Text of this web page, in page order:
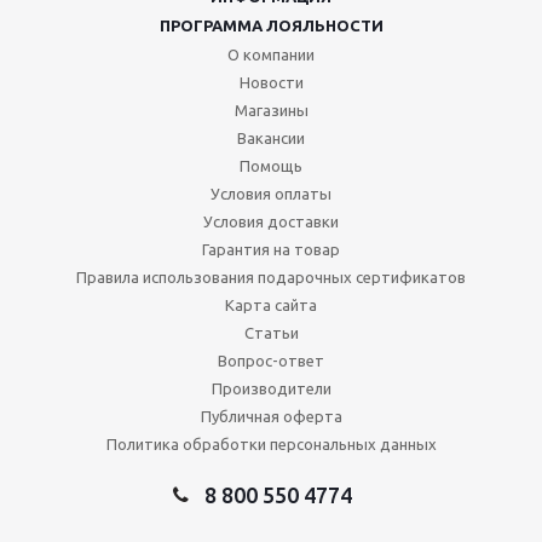
ПРОГРАММА ЛОЯЛЬНОСТИ
О компании
Новости
Магазины
Вакансии
Помощь
Условия оплаты
Условия доставки
Гарантия на товар
Правила использования подарочных сертификатов
Карта сайта
Статьи
Вопрос-ответ
Производители
Публичная оферта
Политика обработки персональных данных
8 800 550 4774